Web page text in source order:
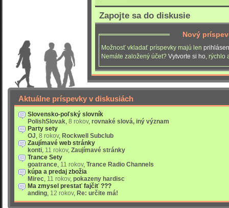
Zapojte sa do diskusie
Nový
Možnosť vkladať príspevky majú len
Nemáte založený účet? Vytvorte si ho, rýchlo
Aktuálne príspevky v diskusiách
Slovensko-poľský slovník
PolishSlovak, 8 rokov, rovnaké slová, iný význam
Party sety
OJ, 8 rokov, Rockwell Subclub
Zaujímavé web stránky
konti, 11 rokov, Zaujímavé stránky
Trance Sety
goatrance, 11 rokov, Trance Radio Channels
kúpa a predaj zbožia
Mirec, 11 rokov, pokazeny hardisc
Ma zmysel prestať fajčiť ???
anding, 12 rokov, Re: určite má!